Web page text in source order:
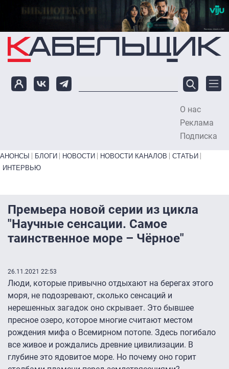
Перейти к основному содержанию
О нас
Реклама
Подписка
Primary links bottom
АНОНСЫ БЛОГИ НОВОСТИ НОВОСТИ КАНАЛОВ
СТАТЬИ
ИНТЕРВЬЮ
Премьера новой серии из цикла
"Научные сенсации. Самое
таинственное море – Чёрное"
26.11.2021 22:53
Люди, которые привычно отдыхают на берегах этого
моря, не подозревают, сколько сенсаций и
нерешенных загадок оно скрывает. Это бывшее
пресное озеро, которое многие считают местом
рождения мифа о Всемирном потопе. Здесь погибало
все живое и рождались древние цивилизации. В
глубине это ядовитое море. Но почему оно горит